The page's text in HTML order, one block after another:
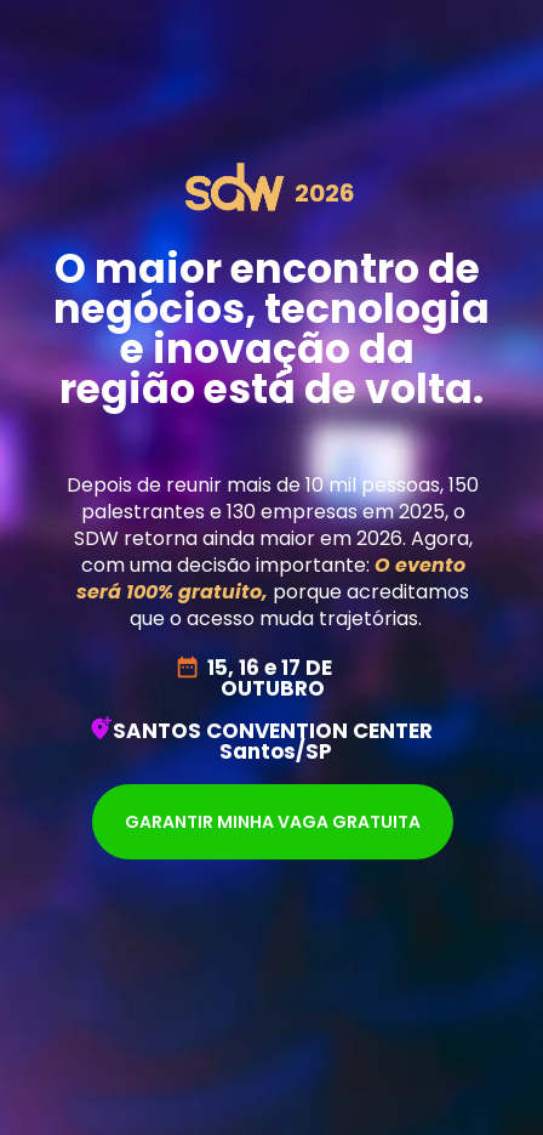
O maior encontro de
negócios, tecnologia
e inovação da
região está de volta.
Depois de reunir mais de 10 mil pessoas, 150
palestrantes e 130 empresas em 2025, o
SDW retorna ainda maior em 2026. Agora,
com uma decisão importante: O evento
será 100% gratuito, porque acreditamos
que o acesso muda trajetórias.
GARANTIR MINHA VAGA GRATUITA
15, 16 e 17 DE
OUTUBRO
SANTOS CONVENTION CENTER
Santos/SP
2026